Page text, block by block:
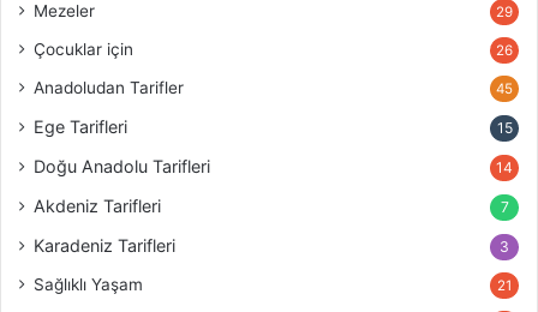
Mezeler 29
Çocuklar için 26
Anadoludan Tarifler 45
Ege Tarifleri 15
Doğu Anadolu Tarifleri 14
Akdeniz Tarifleri 7
Karadeniz Tarifleri 3
Sağlıklı Yaşam 21